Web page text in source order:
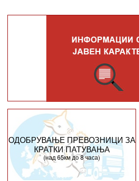
ОДОБРУВАЊЕ ПРЕВОЗНИЦИ ЗА
КРАТКИ ПАТУВАЊА
(над 65км до 8 часа)